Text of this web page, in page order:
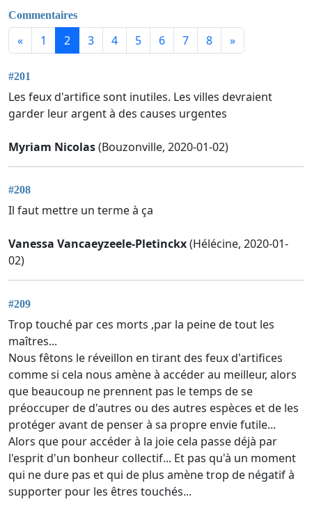
Commentaires
« 1 2 3 4 5 6 7 8 »
#201
Les feux d'artifice sont inutiles. Les villes devraient
garder leur argent à des causes urgentes
Myriam Nicolas(Bouzonville, 2020-01-02)
#208
Il faut mettre un terme à ça
Vanessa Vancaeyzeele-Pletinckx(Hélécine, 2020-01-
02)
#209
Trop touché par ces morts ,par la peine de tout les
maîtres...
Nous fêtons le réveillon en tirant des feux d'artifices
comme si cela nous amène à accéder au meilleur, alors
que beaucoup ne prennent pas le temps de se
préoccuper de d'autres ou des autres espèces et de les
protéger avant de penser à sa propre envie futile...
Alors que pour accéder à la joie cela passe déjà par
l'esprit d'un bonheur collectif... Et pas qu'à un moment
qui ne dure pas et qui de plus amène trop de négatif à
supporter pour les êtres touchés...